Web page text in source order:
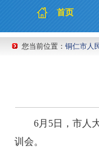
首页
您当前位置： 铜仁市人
6月5日，市人
训会。